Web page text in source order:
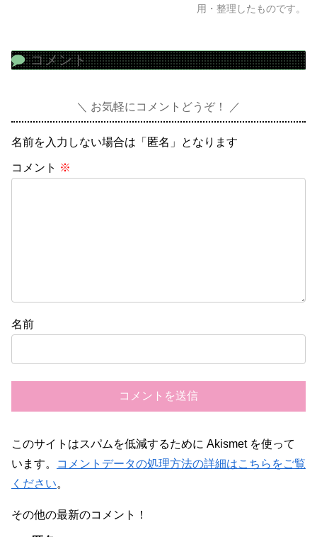
用・整理したものです。
コメント
お気軽にコメントどうぞ！
名前を入力しない場合は「匿名」となります
コメント ※
名前
このサイトはスパムを低減するために Akismet を使って
います。
コメントデータの処理方法の詳細はこちらをご覧
ください。
その他の最新のコメント！